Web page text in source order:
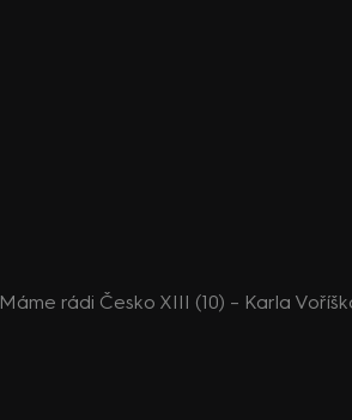
Máme rádi Česko XIII (10) – Karla